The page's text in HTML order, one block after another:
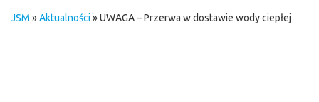
v
JSM »Aktualności»UWAGA – Przerwa w dostawie wody ciepłej